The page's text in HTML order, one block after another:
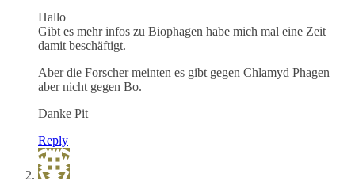
Hallo
Gibt es mehr infos zu Biophagen habe mich mal eine Zeit
damit beschäftigt.
Aber die Forscher meinten es gibt gegen Chlamyd Phagen
aber nicht gegen Bo.
Danke Pit
Reply